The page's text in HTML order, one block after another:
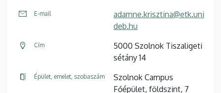
E-mail
adamne.krisztina@etk.uni
deb.hu
Cím
5000 Szolnok Tiszaligeti
sétány 14
Épület, emelet, szobaszám
Szolnok Campus
Főépület, földszint, 7